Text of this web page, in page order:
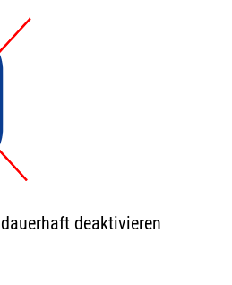
deaktivieren